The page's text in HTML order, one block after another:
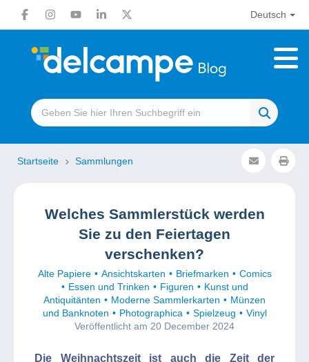
Deutsch
Startseite Sammlungen
Welches Sammlerstück werden
Sie zu den Feiertagen
verschenken?
Alte Papiere Ansichtskarten Briefmarken
Comics
Essen und Trinken
Figuren
Kunst und
Antiquitänten
Moderne Sammlerkarten
Münzen
und Banknoten
Photographica Spielzeug
Vinyl
Veröffentlicht am 20 December 2024
Die Weihnachtszeit ist auch die Zeit der